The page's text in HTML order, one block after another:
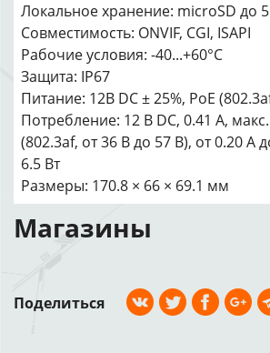
Локальное хранение: microSD до
Совместимость: ONVIF, CGI, ISAPI
Рабочие условия: -40...+60°С
Защита: IP67
Питание: 12В DC ± 25%, PoE
Потребление: 12 В DC, 0.41 A,
(802.3af, от 36 В до 57 В), от 0.20 A
6.5 Вт
Размеры: 170.8 × 66 × 69.1 мм
Магазины
Поделиться